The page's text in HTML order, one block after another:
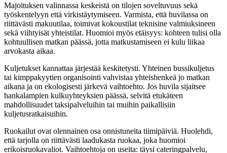
Majoituksen valinnassa keskeistä on tilojen soveltuvuus sekä
työskentelyyn että virkistäytymiseen. Varmista, että huvilassa on
riittävästi makuutilaa, toimivat kokoustilat teknisine valmiuksineen
sekä viihtyisät yhteistilat. Huomioi myös etäisyys: kohteen tulisi olla
kohtuullisen matkan päässä, jotta matkustamiseen ei kulu liikaa
arvokasta aikaa.
Kuljetukset kannattaa järjestää keskitetysti. Yhteinen bussikuljetus
tai kimppakyytien organisointi vahvistaa yhteishenkeä jo matkan
aikana ja on ekologisesti järkevä vaihtoehto. Jos huvila sijaitsee
hankalampien kulkuyhteyksien päässä, selvitä etukäteen
mahdollisuudet taksipalveluihin tai muihin paikallisiin
kuljetusratkaisuihin.
Ruokailut ovat olennainen osa onnistuneita tiimipäiviä. Huolehdi,
että tarjolla on riittävästi laadukasta ruokaa, joka huomioi
erikoisruokavaliot. Vaihtoehtoja on useita: täysi cateringpalvelu,